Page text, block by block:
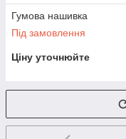
Гумова нашивка
Під замовлення
Ціну уточнюйте